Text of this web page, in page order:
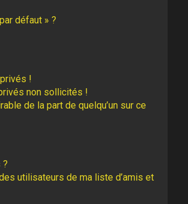
défaut » ?
!
non sollicités !
de la part de quelqu’un sur ce
?
utilisateurs de ma liste d’amis et